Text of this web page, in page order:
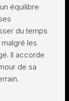
équilibre
du temps
les
Il accorde
de sa